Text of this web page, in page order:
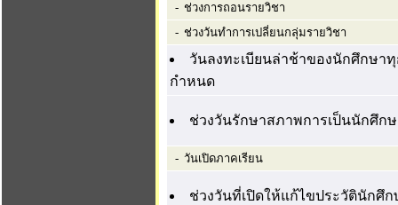
- ช่วงการถอนรายวิชา
- ช่วงวันทำการเปลี่ยนกลุ่มรายวิชา
วันลงทะเบียนล่าช้าของนักศึกษา
กำหนด
ช่วงวันรักษาสภาพการเป็นนักศึก
- วันเปิดภาคเรียน
ช่วงวันที่เปิดให้แก้ไขประวัตินักศึก